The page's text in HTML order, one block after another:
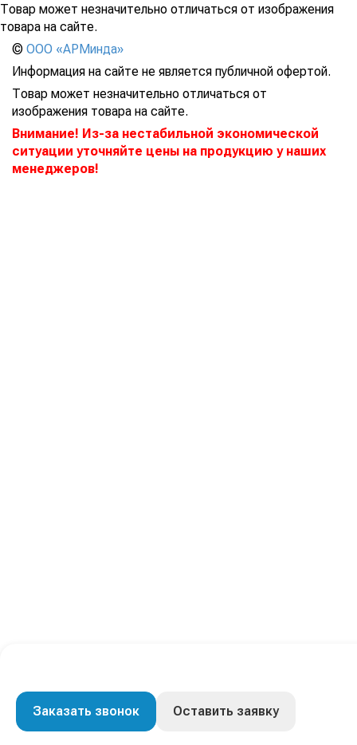
Заказать звонок Оставить заявку
Товар может незначительно отличаться от изображения
товара на сайте.
© ООО «АРМинда»
Информация на сайте не является публичной офертой.
Товар может незначительно отличаться от
изображения товара на сайте.
Внимание! Из-за нестабильной экономической
ситуации уточняйте цены на продукцию у наших
менеджеров!